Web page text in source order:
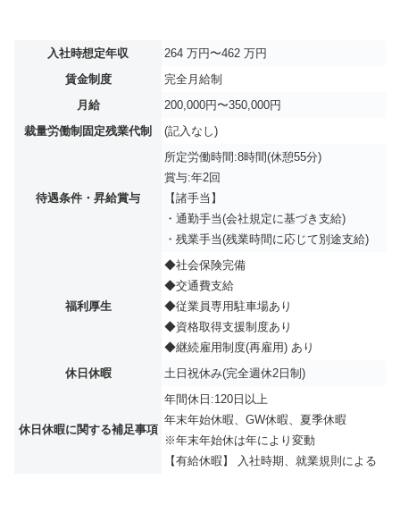
入社時想定年収
264 万円〜462 万円
賃金制度
完全月給制
月給
200,000円〜350,000円
裁量労働制固定残業代制
(記入なし)
待遇条件・昇給賞与
所定労働時間:8時間(休憩55分)
賞与:年2回
【諸手当】
・通勤手当(会社規定に基づき支給)
・残業手当(残業時間に応じて別途支給)
福利厚生
◆社会保険完備
◆交通費支給
◆従業員専用駐車場あり
◆資格取得支援制度あり
◆継続雇用制度(再雇用) あり
休日休暇
土日祝休み(完全週休2日制)
休日休暇に関する補足事項
年間休日:120日以上
年末年始休暇、GW休暇、夏季休暇
※年末年始休は年により変動
【有給休暇】 入社時期、就業規則による